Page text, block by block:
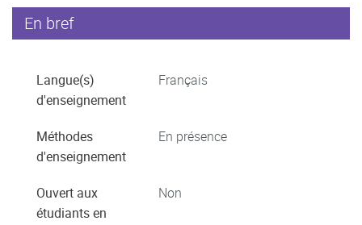
En bref
Langue(s)
d'enseignement
Français
Méthodes
d'enseignement
En présence
Ouvert aux
étudiants en
Non